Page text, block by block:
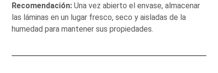
Recomendación: Una vez abierto el envase, almacenar
las láminas en un lugar fresco, seco y aisladas de la
humedad para mantener sus propiedades.